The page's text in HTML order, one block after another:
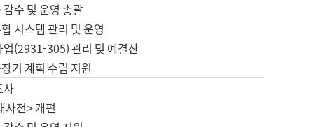
수 및 운영 총괄
시스템 관리 및 운영
업(2931-305) 관리 및 예결산
기 계획 수립 지원
사
사전> 개편